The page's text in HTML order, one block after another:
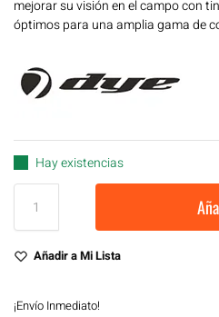
mejorar su visión en el campo con
óptimos para una amplia gama de
Hay existencias
Añadir a Mi Lista
¡Envío Inmediato!